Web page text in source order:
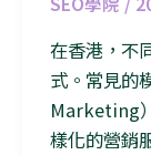
在香港，不
式。常見的
Marketing
樣化的營銷